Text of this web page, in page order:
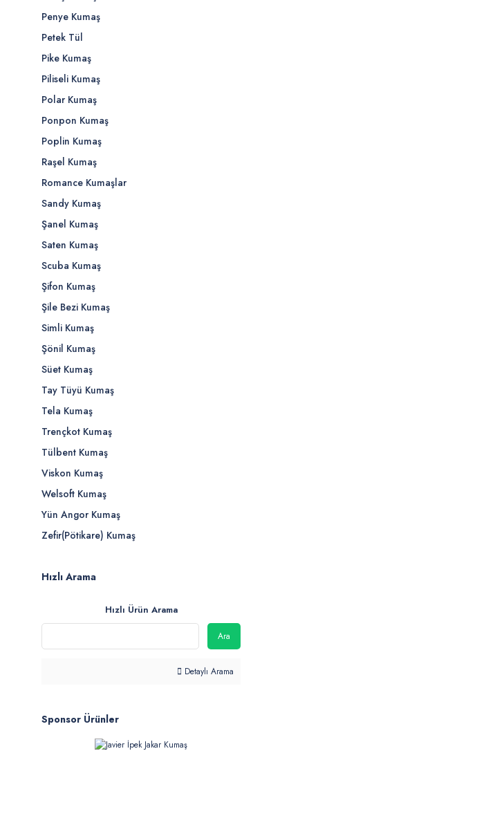
Penye Kumaş
Petek Tül
Pike Kumaş
Piliseli Kumaş
Polar Kumaş
Ponpon Kumaş
Poplin Kumaş
Raşel Kumaş
Romance Kumaşlar
Sandy Kumaş
Şanel Kumaş
Saten Kumaş
Scuba Kumaş
Şifon Kumaş
Şile Bezi Kumaş
Simli Kumaş
Şönil Kumaş
Süet Kumaş
Tay Tüyü Kumaş
Tela Kumaş
Trençkot Kumaş
Tülbent Kumaş
Viskon Kumaş
Welsoft Kumaş
Yün Angor Kumaş
Zefir(Pötikare) Kumaş
Hızlı Arama
Hızlı Ürün Arama
Ara
Detaylı Arama
Sponsor Ürünler